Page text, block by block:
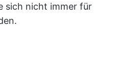
sich nicht immer für